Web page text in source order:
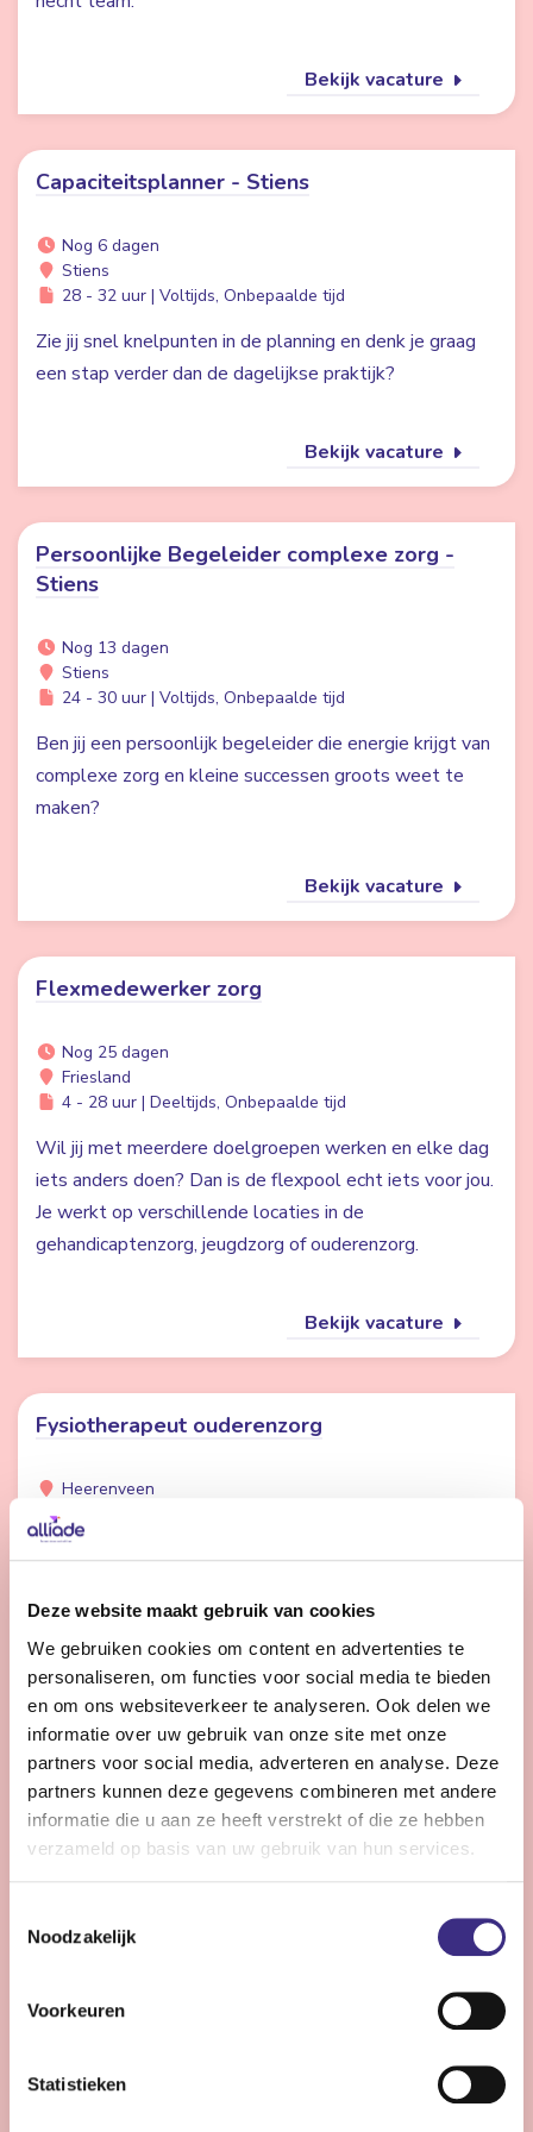
Deze website maakt gebruik van cookies
We gebruiken cookies om content en advertenties te
personaliseren, om functies voor social media te bieden
en om ons websiteverkeer te analyseren. Ook delen we
informatie over uw gebruik van onze site met onze
partners voor social media, adverteren en analyse. Deze
partners kunnen deze gegevens combineren met andere
informatie die u aan ze heeft verstrekt of die ze hebben
verzameld op basis van uw gebruik van hun services.
Noodzakelijk
Voorkeuren
Statistieken
Bekijk vacature
Capaciteitsplanner - Stiens
Nog 6 dagen
Stiens
28 - 32 uur | Voltijds, Onbepaalde tijd
Zie jij snel knelpunten in de planning en denk je graag
een stap verder dan de dagelijkse praktijk?
Bekijk vacature
Persoonlijke Begeleider complexe zorg -
Stiens
Nog 13 dagen
Stiens
24 - 30 uur | Voltijds, Onbepaalde tijd
Ben jij een persoonlijk begeleider die energie krijgt van
complexe zorg en kleine successen groots weet te
maken?
Bekijk vacature
Flexmedewerker zorg
Nog 25 dagen
Friesland
4 - 28 uur | Deeltijds, Onbepaalde tijd
Wil jij met meerdere doelgroepen werken en elke dag
iets anders doen? Dan is de flexpool echt iets voor jou.
Je werkt op verschillende locaties in de
gehandicaptenzorg, jeugdzorg of ouderenzorg.
Bekijk vacature
Fysiotherapeut ouderenzorg
Heerenveen
24 uur | Deeltijds, Bepaalde tijd
Werken bij Alliade betekent werken in een
helpt langer zelfstandig en comfortabel te leven.
Bekijk vacature
Coördinator zorg - Drachten
Wil jij met jouw ervaring het verschil maken voor onze
zorg te bieden? Dan is deze functie jou op het lijf